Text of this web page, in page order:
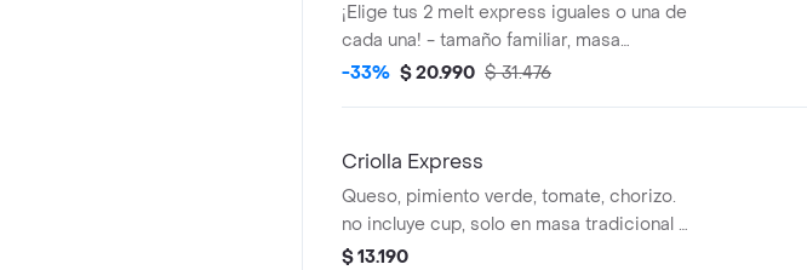
¡Elige tus 2 melt express iguales o una de
cada una! - tamaño familiar, masa
tradicional.elige entre double pepperoni y
-33% $ 20.990 $ 31.476
Criolla Express
Queso, pimiento verde, tomate, chorizo.
no incluye cup, solo en masa tradicional y
tamaño familiar.
$ 13.190